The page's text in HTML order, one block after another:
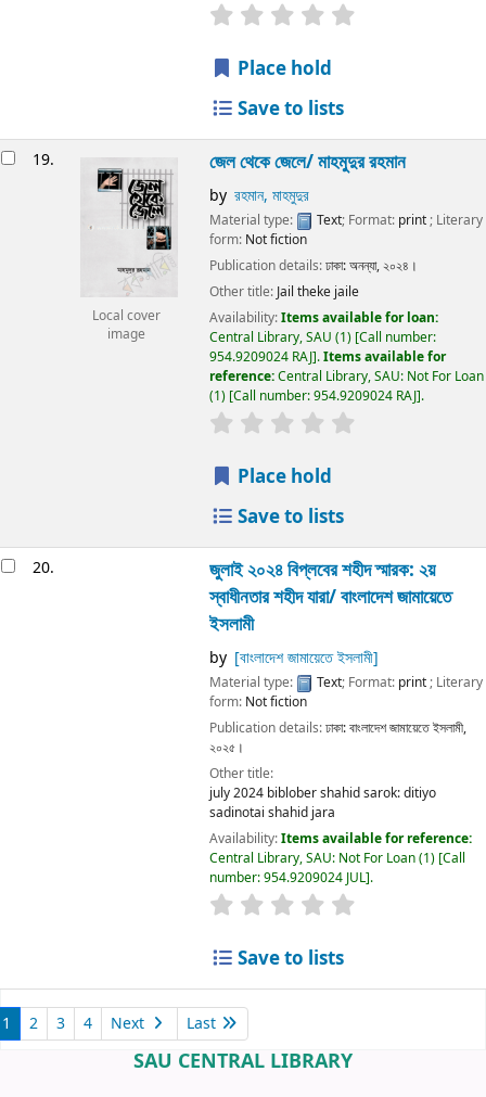
Place hold
Save to lists
19.
Local cover
image
জেল থেকে জেলে/মাহমুদুর রহমান
by রহমান, মাহমুদুর
Material type: Text; Format: print; Literary
form: Not fiction
Publication details:ঢাকা:অনন্যা,২০২৪।
Other title: Jail theke jaile
Availability:Items available for loan:
Central Library, SAU (1) Call number:
954.9209024 RAJ .Items available for
reference:Central Library, SAU: Not For Loan
(1) Call number:954.9209024 RAJ .
Place hold
Save to lists
20.
জুলাই ২০২৪ বিপ্লবের শহীদ স্মারক: ২য়
স্বাধীনতার শহীদ যারা/বাংলাদেশ জামায়েতে
ইসলামী
by [বাংলাদেশ জামায়েতে ইসলামী]
Material type: Text; Format: print; Literary
form: Not fiction
Publication details:ঢাকা:বাংলাদেশ জামায়েতে ইসলামী,
২০২৫।
Other title:
july 2024 biblober shahid sarok: ditiyo
sadinotai shahid jara
Availability:Items available for reference:
Central Library, SAU: Not For Loan(1) Call
number:954.9209024 JUL .
Save to lists
1 2 3 4 Next Last
SAU CENTRAL LIBRARY